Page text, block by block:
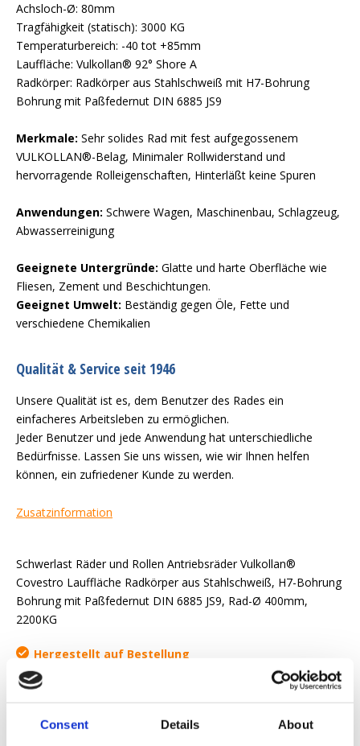
Consent Details About
Achsloch-Ø: 80mm
Tragfähigkeit (statisch): 3000 KG
Temperaturbereich: -40 tot +85mm
Lauffläche: Vulkollan® 92° Shore A
Radkörper: Radkörper aus Stahlschweiß mit H7-Bohrung
Bohrung mit Paßfedernut DIN 6885 JS9
Merkmale: Sehr solides Rad mit fest aufgegossenem
VULKOLLAN®-Belag, Minimaler Rollwiderstand und
hervorragende Rolleigenschaften, Hinterläßt keine Spuren
Anwendungen: Schwere Wagen, Maschinenbau, Schlagzeug,
Abwasserreinigung
Geeignete Untergründe: Glatte und harte Oberfläche wie
Fliesen, Zement und Beschichtungen.
Geeignet Umwelt: Beständig gegen Öle, Fette und
verschiedene Chemikalien
Qualität & Service seit 1946
Unsere Qualität ist es, dem Benutzer des Rades ein
einfacheres Arbeitsleben zu ermöglichen.
Jeder Benutzer und jede Anwendung hat unterschiedliche
Bedürfnisse. Lassen Sie uns wissen, wie wir Ihnen helfen
können, ein zufriedener Kunde zu werden.
Zusatzinformation
Schwerlast Räder und Rollen Antriebsräder Vulkollan®
Covestro Lauffläche Radkörper aus Stahlschweiß, H7-Bohrung
Bohrung mit Paßfedernut DIN 6885 JS9, Rad-Ø 400mm,
2200KG
Hergestellt auf Bestellung
Angebot anfordern